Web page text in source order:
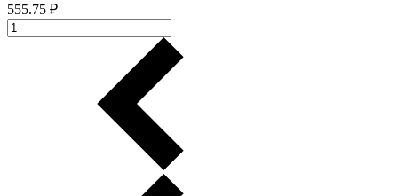
555.75 ₽